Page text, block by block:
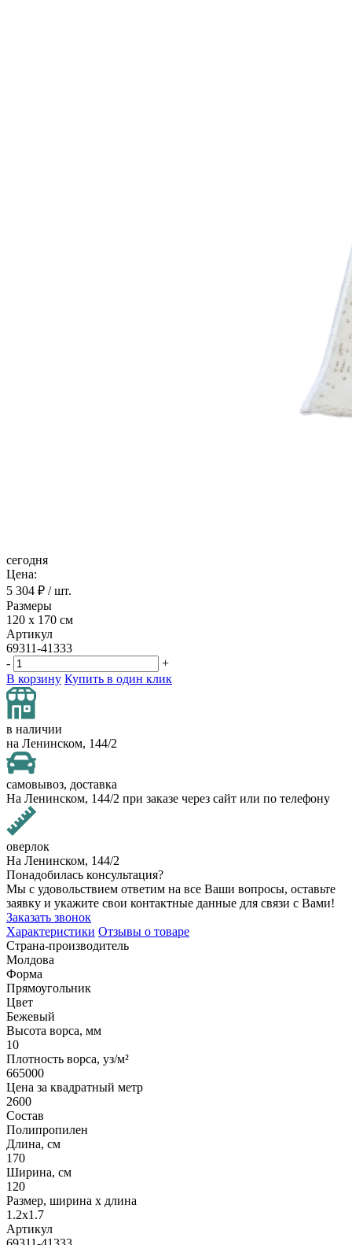
сегодня
Цена:
5 304 ₽ / шт.
Размеры
120 х 170 см
Артикул
69311-41333
-
+
В корзину Купить в один клик
в наличии
на Ленинском, 144/2
самовывоз, доставка
На Ленинском, 144/2 при заказе через сайт или по телефону
оверлок
На Ленинском, 144/2
Понадобилась консультация?
Мы с удовольствием ответим на все Ваши вопросы, оставьте
заявку и укажите свои контактные данные для связи с Вами!
Заказать звонок
Характеристики Отзывы о товаре
Страна-производитель
Молдова
Форма
Прямоугольник
Цвет
Бежевый
Высота ворса, мм
10
Плотность ворса, уз/м²
665000
Цена за квадратный метр
2600
Состав
Полипропилен
Длина, см
170
Ширина, см
120
Размер, ширина x длина
1.2x1.7
Артикул